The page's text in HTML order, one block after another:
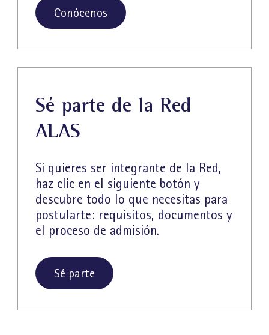
Conócenos
Sé parte de la Red
ALAS
Si quieres ser integrante de la Red,
haz clic en el siguiente botón y
descubre todo lo que necesitas para
postularte: requisitos, documentos y
el proceso de admisión.
Sé parte